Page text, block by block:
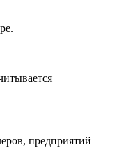
предприятий